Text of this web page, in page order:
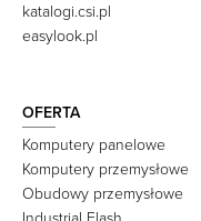
katalogi.csi.pl
easylook.pl
OFERTA
Komputery panelowe
Komputery przemysłowe
Obudowy przemysłowe